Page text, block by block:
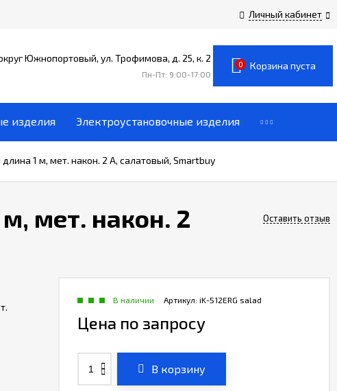
Личный кабинет
Южнопортовый, ул. Трофимова, д. 25, к. 2
Пн-Пт: 9:00-17:00
0 Корзина пуста
изделия Электроустановочные изделия
1 м, мет. након. 2 А, салатовый, Smartbuy
мет. након. 2
Оставить отзыв
Артикул: iK-512ERG salad
В наличии
Цена по запросу
В корзину